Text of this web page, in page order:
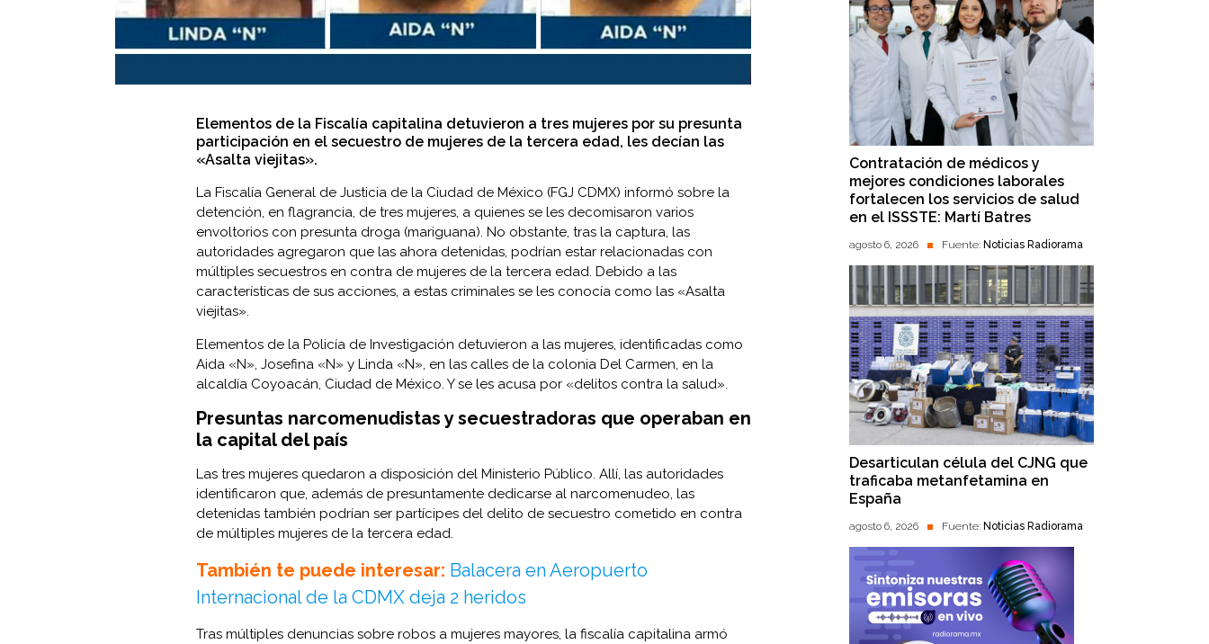
Elementos de la Fiscalía capitalina detuvieron a tres mujeres por su presunta
participación en el secuestro de mujeres de la tercera edad, les decían las
«Asalta viejitas».
La Fiscalía General de Justicia de la Ciudad de México (FGJ CDMX) informó sobre la
detención, en flagrancia, de tres mujeres, a quienes se les decomisaron varios
envoltorios con presunta droga (mariguana). No obstante, tras la captura, las
autoridades agregaron que las ahora detenidas, podrían estar relacionadas con
múltiples secuestros en contra de mujeres de la tercera edad. Debido a las
características de sus acciones, a estas criminales se les conocía como las «Asalta
viejitas».
Elementos de la Policía de Investigación detuvieron a las mujeres, identificadas como
Aida «N», Josefina «N» y Linda «N», en las calles de la colonia Del Carmen, en la
alcaldía Coyoacán, Ciudad de México. Y se les acusa por «delitos contra la salud».
Presuntas narcomenudistas y secuestradoras que operaban en
la capital del país
Las tres mujeres quedaron a disposición del Ministerio Público. Allí, las autoridades
identificaron que, además de presuntamente dedicarse al narcomenudeo, las
detenidas también podrían ser partícipes del delito de secuestro cometido en contra
de múltiples mujeres de la tercera edad.
También te puede interesar: Balacera en Aeropuerto
Internacional de la CDMX deja 2 heridos
Tras múltiples denuncias sobre robos a mujeres mayores, la fiscalía capitalina armó
Contratación de médicos y
mejores condiciones laborales
fortalecen los servicios de salud
en el ISSSTE: Martí Batres
agosto 6, 2026 Fuente: Noticias Radiorama
Desarticulan célula del CJNG que
traficaba metanfetamina en
España
agosto 6, 2026 Fuente: Noticias Radiorama